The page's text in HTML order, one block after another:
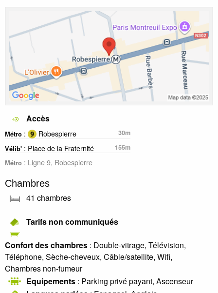
Accès
Métro : Robespierre
30m
Vélib' : Place de la Fraternité
155m
Métro : Ligne 9, Robespierre
Chambres
41 chambres
Tarifs non communiqués
Confort des chambres : Double-vitrage, Télévision,
Téléphone, Sèche-cheveux, Câble/satellite, Wifi,
Chambres non-fumeur
Equipements : Parking privé payant, Ascenseur